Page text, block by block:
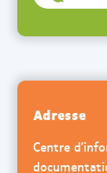
Adresse
Centre